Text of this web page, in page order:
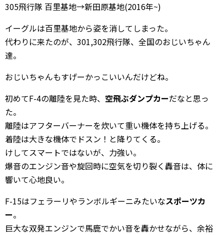
305飛行隊 百里基地→新田原基地(2016年~)
イーグルは百里基地から姿を消してしまった。
代わりに来たのが、301,302飛行隊、全国のおじいちゃん
達。
おじいちゃんもすげーかっこいいんだけどね。
初めてF-4の離陸を見た時、 空飛ぶダンプカーだなと思っ
た。
離陸はアフターバーナーを炊いて重い機体を持ち上げる。
着陸は大きな機体でドスン！と降りてくる。
けしてスマートではないが、力強い。
爆音のエンジン音や旋回時に空気を切り裂く轟音は、体に
響いて心地良い。
F-15はフェラーリやランボルギーニみたいなスポーツカ
ー。
巨大な双発エンジンで馬鹿でかい音を轟かせながら、余裕